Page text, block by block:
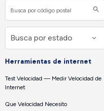
Herramientas de internet
Test Velocidad — Medir Velocidad de
Internet
Que Velocidad Necesito